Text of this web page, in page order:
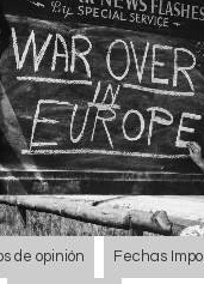
de opinión Fechas